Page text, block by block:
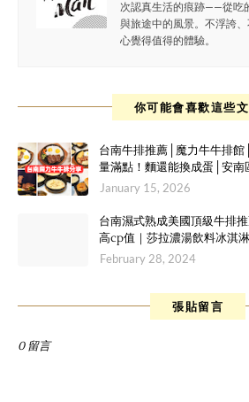
次認真生活的痕跡——從吃
與旅途中的風景。不浮誇
心覺得值得的體驗。
你可能會喜歡這些
台南牛排推薦│魔力牛牛排
量滿點！麵還能換成蛋│安南
January 15, 2026
台南濕式熟成美國頂級牛排
高cp值｜莎拉濃湯飲料冰淇
February 28, 2024
張貼留言
0 留言